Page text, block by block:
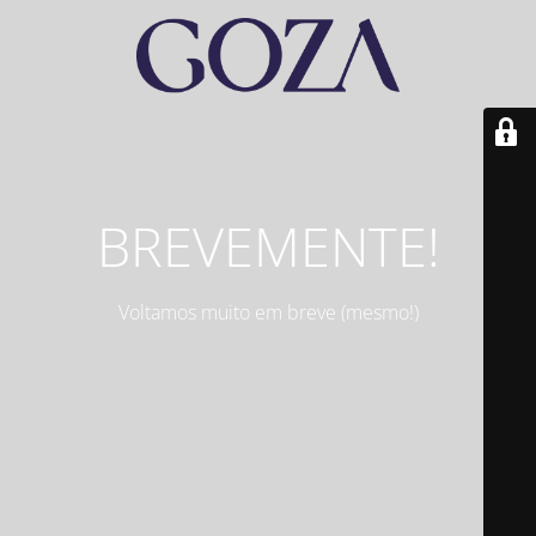
BREVEMENTE!
Voltamos muito em breve (mesmo!)